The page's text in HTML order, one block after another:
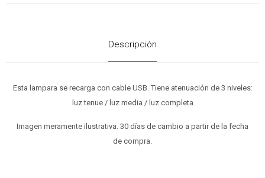
Descripción
Esta lampara se recarga con cable USB. Tiene atenuación de 3 niveles:
luz tenue / luz media / luz completa
Imagen meramente ilustrativa. 30 días de cambio a partir de la fecha
de compra.